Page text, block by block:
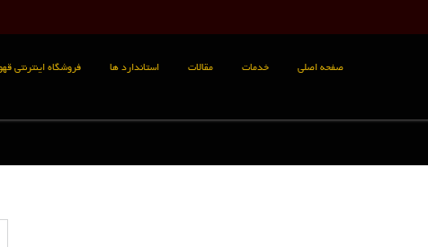
صفحه اصلی خدمات مقالات استاندارد ها فروشگاه اینترنتی